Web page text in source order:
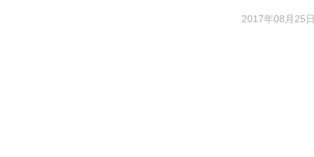
2017年08月25日